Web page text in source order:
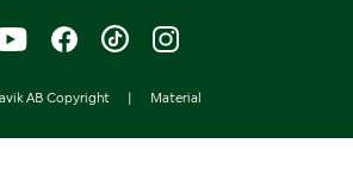
AB Copyright | Material